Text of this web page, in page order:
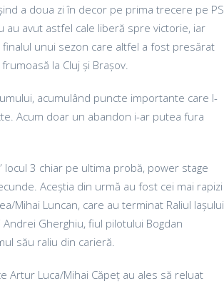
a doua zi în decor pe prima trecere pe PS
au avut astfel cale liberă spre victorie, iar
unui sezon care altfel a fost presărat
la Cluj și Brașov.
acumulând puncte importante care l-
Acum doar un abandon i-ar putea fura
locul 3 chiar pe ultima probă, power stage
Aceștia din urmă au fost cei mai rapizi
Mihai Luncan, care au terminat Raliul Iașului
Gherghiu, fiul pilotului Bogdan
său raliu din carieră.
Artur Luca/Mihai Căpeț au ales să reluat